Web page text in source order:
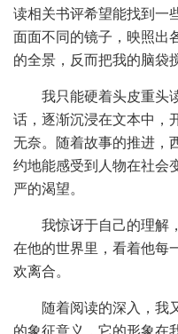
读相关书评希望能找到一
面面不同的镜子，映照出
的全景，反而把我的脑袋
我只能硬着头皮重头
话，逐渐沉浸在文本中，
无奈。随着故事的推进，
约地能感受到人物在社会
严的渴望。
我惊讶于自己的理解
在他的世界里，看着他每
欢离合。
随着阅读的深入，我